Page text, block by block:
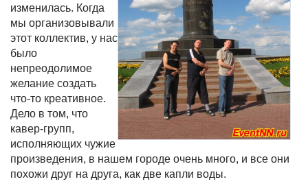
изменилась. Когда
мы организовывали
этот коллектив, у нас
было
непреодолимое
желание создать
что-то креативное.
Дело в том, что
кавер-групп,
исполняющих чужие
произведения, в нашем городе очень много, и все они
похожи друг на друга, как две капли воды.